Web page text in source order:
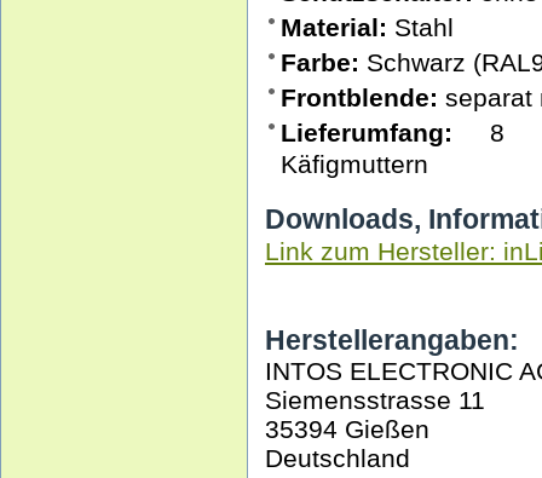
Material: Stahl
Farbe: Schwarz
Frontblende: separat
Lieferumfang: 8
Käfigmuttern
Downloads,
Link zum Hersteller:
Herstellerangaben:
INTOS ELECTRONIC
Siemensstrasse 11
35394 Gießen
Deutschland